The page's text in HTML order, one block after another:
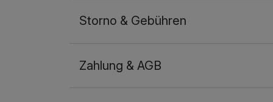
Storno & Gebühren
Zahlung & AGB